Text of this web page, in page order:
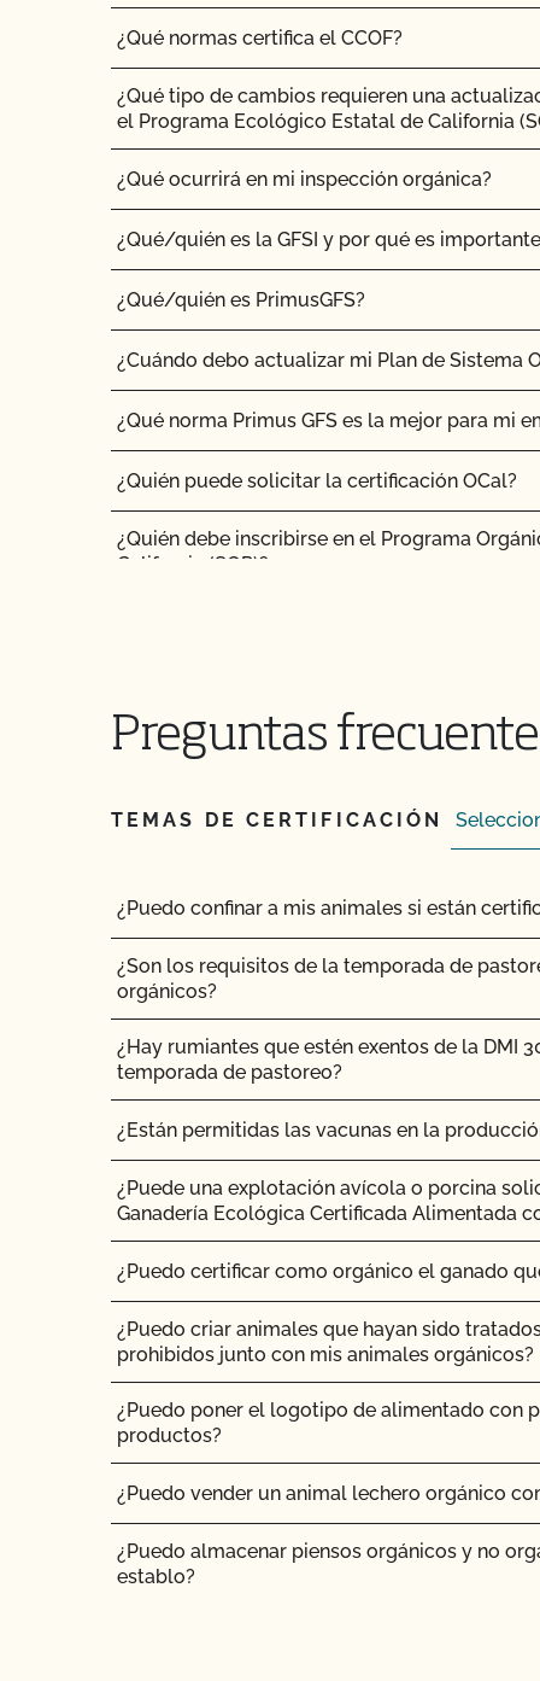
¿Qué normas certifica el CCOF?
¿Qué tipo de cambios requieren una
el Programa Ecológico Estatal de California
¿Qué ocurrirá en mi inspección orgánica?
¿Qué/quién es la GFSI y por qué es
¿Qué/quién es PrimusGFS?
¿Cuándo debo actualizar mi Plan de Sistema
¿Qué norma Primus GFS es la mejor para mi
¿Quién puede solicitar la certificación OCal?
¿Quién debe inscribirse en el Programa
California (SOP)?
Preguntas
TEMAS DE CERTIFICACIÓN
¿Puedo confinar a mis animales si están
¿Son los requisitos de la temporada de
orgánicos?
¿Hay rumiantes que estén exentos de la DMI
temporada de pastoreo?
¿Están permitidas las vacunas en la
¿Puede una explotación avícola o porcina
Ganadería Ecológica Certificada Alimentada
¿Puedo certificar como orgánico el ganado
¿Puedo criar animales que hayan sido
prohibidos junto con mis animales orgánicos?
¿Puedo poner el logotipo de alimentado con
productos?
¿Puedo vender un animal lechero orgánico
¿Puedo almacenar piensos orgánicos y no
establo?